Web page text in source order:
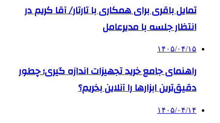
تمایل باقری برای همکاری با تارتار/ آقا کریم در
انتظار جلسه با مدیرعامل
۱۴۰۵/۰۴/۱۵
راهنمای جامع خرید تجهیزات اندازه گیری؛ چطور
دقیق‌ترین ابزارها را آنلاین بخریم؟
۱۴۰۵/۰۴/۱۴